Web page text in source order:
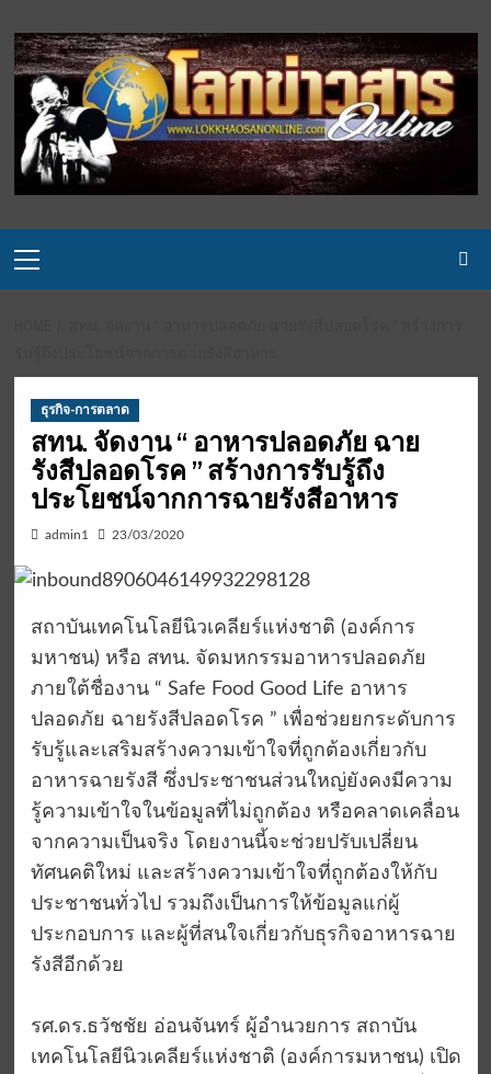
to
content
Menu
ธุรกิจ-การตลาด
สทน. จัดงาน “ อาหารปลอดภัย ฉาย
รังสีปลอดโรค ” สร้างการรับรู้ถึง
ประโยชน์จากการฉายรังสีอาหาร
admin1 23/03/2020
สถาบันเทคโนโลยีนิวเคลียร์แห่งชาติ (องค์การ
มหาชน) หรือ สทน. จัดมหกรรมอาหารปลอดภัย
ภายใต้ชื่องาน “ Safe Food Good Life อาหาร
ปลอดภัย ฉายรังสีปลอดโรค ” เพื่อช่วยยกระดับการ
รับรู้และเสริมสร้างความเข้าใจที่ถูกต้องเกี่ยวกับ
อาหารฉายรังสี ซึ่งประชาชนส่วนใหญ่ยังคงมีความ
รู้ความเข้าใจในข้อมูลที่ไม่ถูกต้อง หรือคลาดเคลื่อน
จากความเป็นจริง โดยงานนี้จะช่วยปรับเปลี่ยน
ทัศนคติใหม่ และสร้างความเข้าใจที่ถูกต้องให้กับ
ประชาชนทั่วไป รวมถึงเป็นการให้ข้อมูลแก่ผู้
ประกอบการ และผู้ที่สนใจเกี่ยวกับธุรกิจอาหารฉาย
รังสีอีกด้วย
รศ.ดร.ธวัชชัย อ่อนจันทร์ ผู้อำนวยการ สถาบัน
เทคโนโลยีนิวเคลียร์แห่งชาติ (องค์การมหาชน) เปิด